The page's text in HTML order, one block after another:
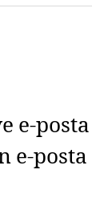
e-posta
e-posta